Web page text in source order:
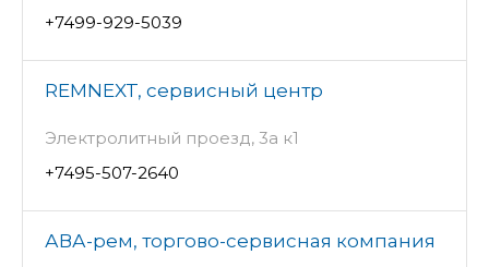
+7499-929-5039
REMNEXT, сервисный центр
Электролитный проезд, 3а к1
+7495-507-2640
АВА-рем, торгово-сервисная компания